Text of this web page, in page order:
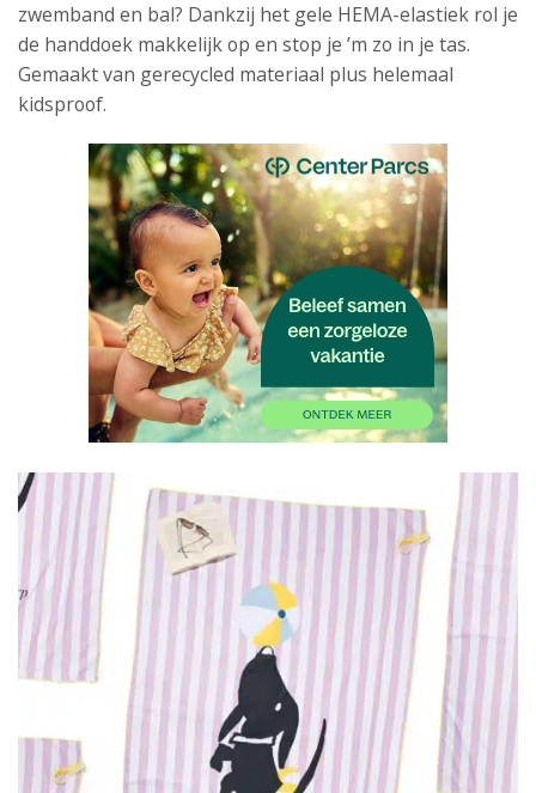
zwemband en bal? Dankzij het gele HEMA-elastiek rol je
de handdoek makkelijk op en stop je ’m zo in je tas.
Gemaakt van gerecycled materiaal plus helemaal
kidsproof.